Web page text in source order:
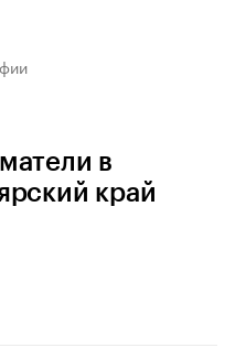
в
край